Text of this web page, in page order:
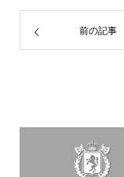
前の記事